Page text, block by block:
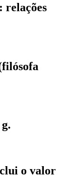
relações
o valor